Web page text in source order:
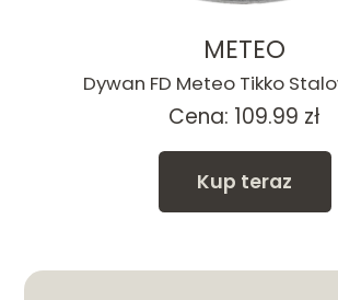
METEO
Dywan FD Meteo Tikko
Cena: 109.99 zł
Kup teraz